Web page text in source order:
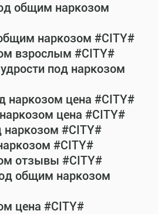
общим наркозом
наркозом #CITY#
взрослым #CITY#
под наркозом
наркозом цена #CITY#
цена #CITY#
наркозом #CITY#
#CITY#
отзывы #CITY#
общим наркозом
цена #CITY#